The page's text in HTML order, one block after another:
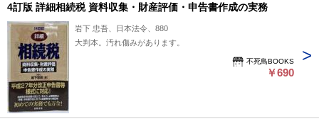
4訂版 詳細相続税 資料収集・財産評価・申告書作成の実務
岩下 忠吾、日本法令、880
大判本。汚れ傷みがあります。
不死鳥BOOKS
￥690